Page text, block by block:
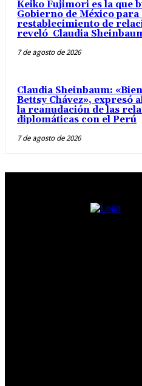
Keiko Fujimori es la que
Gobierno de México para
restablecimiento de
reveló Claudia
7 de agosto de 2026
Claudia Sheinbaum:
Bettsy Chávez», expresó
la reanudación de las
diplomáticas con el Perú
7 de agosto de 2026